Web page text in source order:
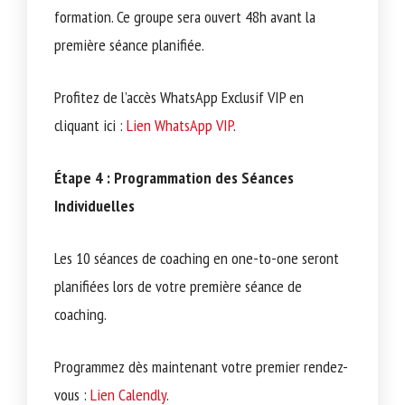
formation. Ce groupe sera ouvert 48h avant la
première séance planifiée.
Profitez de l’accès WhatsApp Exclusif VIP en
cliquant ici : Lien WhatsApp VIP.
Étape 4 : Programmation des Séances
Individuelles
Les 10 séances de coaching en one-to-one seront
planifiées lors de votre première séance de
coaching.
Programmez dès maintenant votre premier rendez-
vous : Lien Calendly.